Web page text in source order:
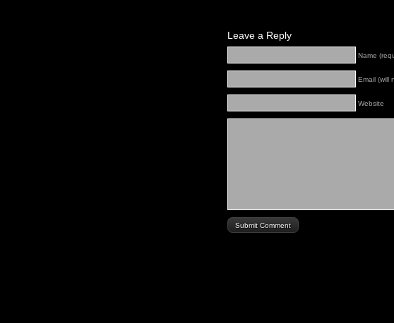
Leave a Reply
Name
Email (will
Website